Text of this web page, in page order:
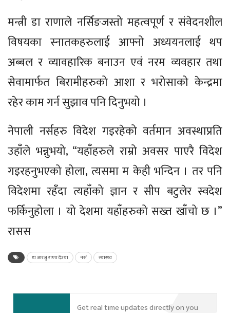
मन्त्री डा राणाले नर्सिङजस्तो महत्वपूर्ण र संवेदनशील
विषयका स्नातकहरुलाई आफ्नो अध्ययनलाई थप
अब्बल र व्यावहारिक बनाउन एवं नरम व्यवहार तथा
सेवामार्फत बिरामीहरुको आशा र भरोसाको केन्द्रमा
रहेर काम गर्न सुझाव पनि दिनुभयो ।
नेपाली नर्सहरु विदेश गइरहेको वर्तमान अवस्थाप्रति
उहाँले भन्नुभयो, “यहाँहरुले राम्रो अवसर पाएरै विदेश
गइरहनुभएको होला, त्यसमा म केही भन्दिन । तर पनि
विदेशमा रहँदा त्यहाँको ज्ञान र सीप बटुलेर स्वदेश
फर्किनुहोला । यो देशमा यहाँहरुको सख्त खाँचो छ ।”
रासस
डा आरजु राणा देउवा नर्स स्वास्थ्य
Get real time updates directly on you